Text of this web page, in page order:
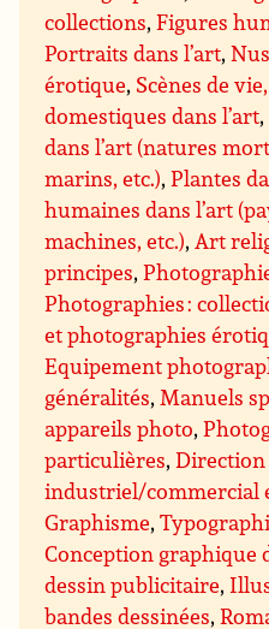
collections,Figures
Portraits dans l’art,
érotique, Scènes de
domestiques dans l’art,
dans l’art (natures
marins, etc.),Plantes
humaines dans l’art
machines, etc.),Art
principes,
Photographies :
et photographies
Equipement
généralités,Manuels
appareils photo,
particulières,Direction
industriel/commercial
Graphisme,
Conception graphique
dessin publicitaire,
bandes dessinées,